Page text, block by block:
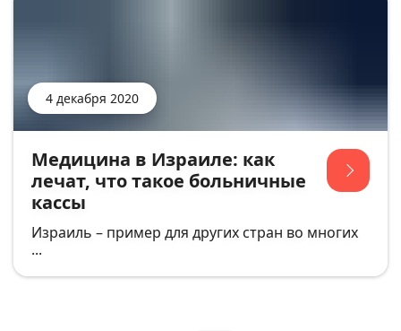
4 декабря 2020
Медицина в Израиле: как
лечат, что такое больничные
кассы
Израиль – пример для других стран во многих
...